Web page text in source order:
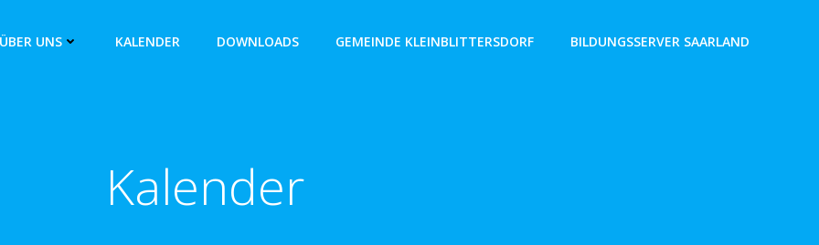
ÜBER UNS KALENDER DOWNLOADS GEMEINDE KLEINBLITTERSDORF BILDUNGSSERVER SAARLAND
Kalender